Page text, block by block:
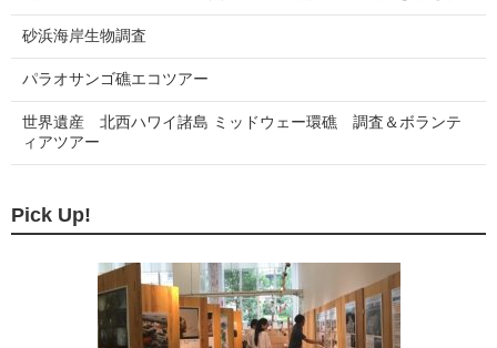
砂浜海岸生物調査
パラオサンゴ礁エコツアー
世界遺産 北西ハワイ諸島 ミッドウェー環礁 調査＆ボランテ
ィアツアー
Pick Up!